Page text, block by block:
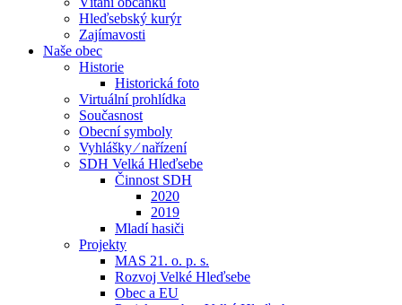
Hleďsebský kurýr
Zajímavosti
Naše obec
Historie
Historická foto
Virtuální prohlídka
Současnost
Obecní symboly
Vyhlášky ⁄ nařízení
SDH Velká Hleďsebe
Činnost SDH
2020
2019
Mladí hasiči
Projekty
MAS 21. o. p. s.
Rozvoj Velké Hleďsebe
Obec a EU